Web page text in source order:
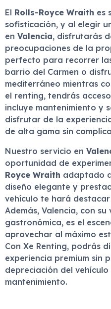
El Rolls-Royce Wraith es
sofisticación, y al elegir
en Valencia, disfrutarás
preocupaciones de la
perfecto para recorrer
barrio del Carmen o
mediterráneo mientras
el renting, tendrás
incluye mantenimiento y
disfrutar de la
de alta gama sin
Nuestro servicio en
oportunidad de
Royce Wraith adaptado
diseño elegante y
vehículo te hará
Además, Valencia, con
gastronómica, es el
aprovechar al máximo
Con Xe Renting, podrás
experiencia premium sin
depreciación del
mantenimiento.